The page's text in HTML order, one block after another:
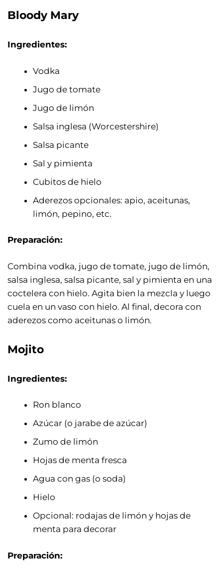
Bloody Mary
Ingredientes:
Vodka
Jugo de tomate
Jugo de limón
Salsa inglesa (Worcestershire)
Salsa picante
Sal y pimienta
Cubitos de hielo
Aderezos opcionales: apio, aceitunas,
limón, pepino, etc.
Preparación:
Combina vodka, jugo de tomate, jugo de limón,
salsa inglesa, salsa picante, sal y pimienta en una
coctelera con hielo. Agita bien la mezcla y luego
cuela en un vaso con hielo. Al final, decora con
aderezos como aceitunas o limón.
Mojito
Ingredientes:
Ron blanco
Azúcar (o jarabe de azúcar)
Zumo de limón
Hojas de menta fresca
Agua con gas (o soda)
Hielo
Opcional: rodajas de limón y hojas de
menta para decorar
Preparación: